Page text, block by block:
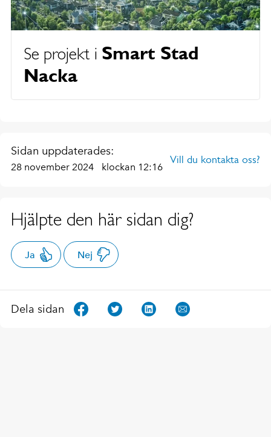
Se projekt i Smart Stad
Nacka
Sidan uppdaterades:
28 november 2024 klockan 12:16
Vill du kontakta oss?
Hjälpte den här sidan dig?
Ja Nej
Dela sidan